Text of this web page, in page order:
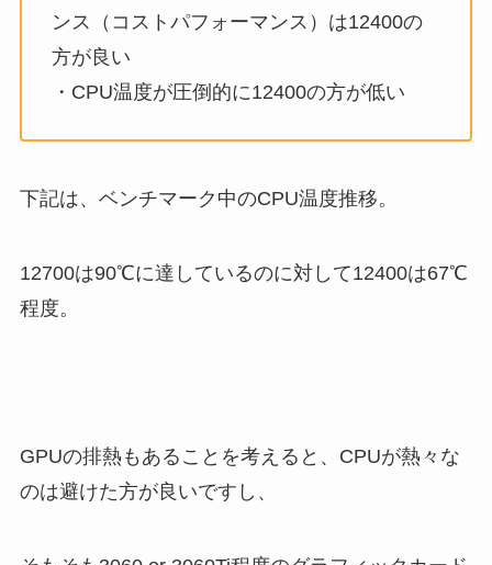
ンス（コストパフォーマンス）は12400の
方が良い
・CPU温度が圧倒的に12400の方が低い
下記は、ベンチマーク中のCPU温度推移。
12700は90℃に達しているのに対して12400は67℃
程度。
GPUの排熱もあることを考えると、CPUが熱々な
のは避けた方が良いですし、